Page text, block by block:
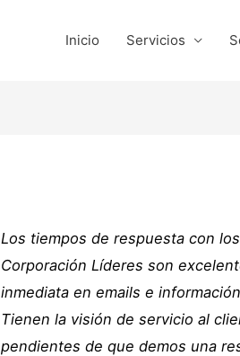
Inicio Servicios
Los tiempos de respuesta con
Corporación Líderes son
inmediata en emails e
Tienen la visión de servicio al
pendientes de que demos una